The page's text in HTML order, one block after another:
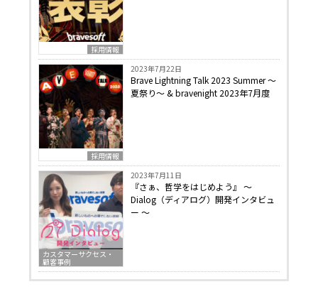
採用情報
採用情報
2023年7月22日
Brave Lightning Talk 2023 Summer 〜
夏祭り〜 & bravenight 2023年7月度
カスタマーサクセス・
顧客事例
2023年7月11日
『さぁ、哲学をはじめよう』 〜
Dialog（ディアログ）開発インタビュ
ー 〜